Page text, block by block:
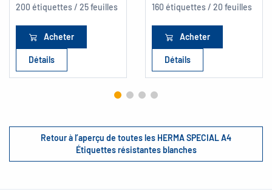
200 étiquettes / 25 feuilles
Acheter
Détails
160 étiquettes / 20 feuilles
Acheter
Détails
Retour à l’aperçu de toutes les HERMA SPECIAL A4
Étiquettes résistantes blanches